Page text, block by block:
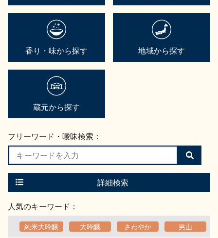
香り・味から探す 地域から探す
蔵元から探す
フリーワード・曖昧検索：
検
索
す
詳細検索
人気のキーワード：
純米大吟醸 大吟醸 さわやか 男山